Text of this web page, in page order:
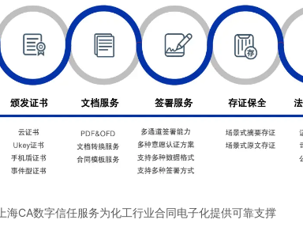
上海CA数字信任服务为化工行业合同电子化提供可靠支撑